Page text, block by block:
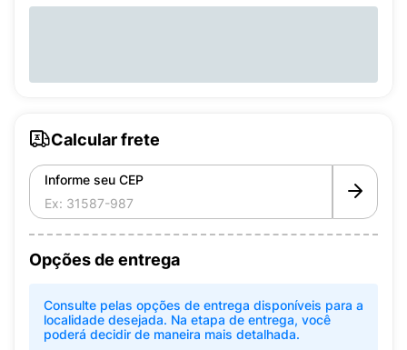
Calcular frete
Informe seu CEP
Opções de entrega
Consulte pelas opções de entrega disponíveis para a
localidade desejada. Na etapa de entrega, você
poderá decidir de maneira mais detalhada.